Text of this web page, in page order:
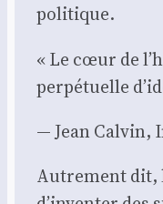
poli­tique.
« Le cœur de
per­pé­tuelle
— Jean Cal­vin,
Autre­ment dit,